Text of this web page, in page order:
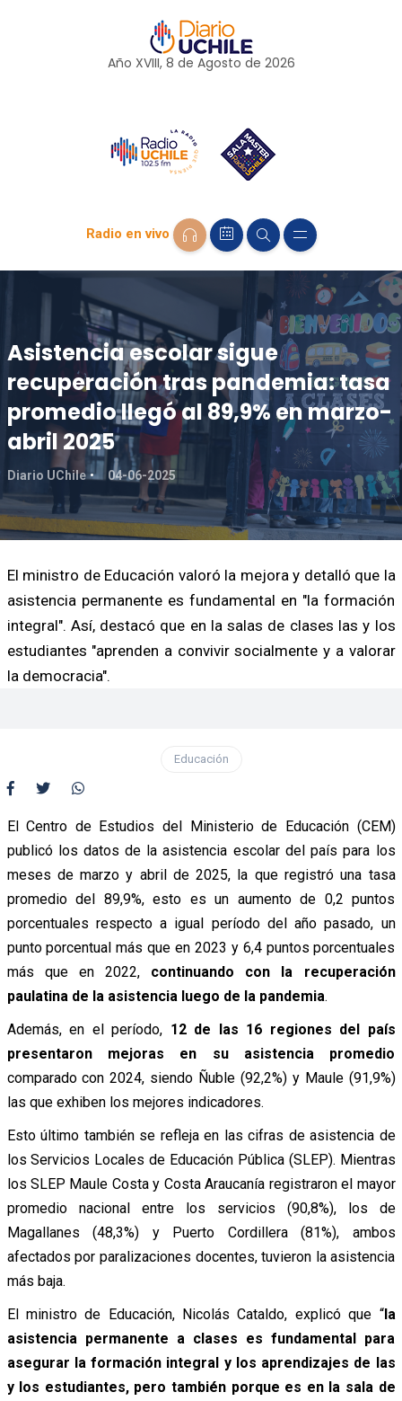
Año XVIII, 8 de Agosto de 2026
Radio en vivo
Asistencia escolar sigue
recuperación tras pandemia: tasa
promedio llegó al 89,9% en marzo-
abril 2025
Diario UChile 04-06-2025
El ministro de Educación valoró la mejora y detalló que la
asistencia permanente es fundamental en "la formación
integral". Así, destacó que en la salas de clases las y los
estudiantes "aprenden a convivir socialmente y a valorar
la democracia".
Educación
El Centro de Estudios del Ministerio de Educación (CEM)
publicó los datos de la asistencia escolar del país para los
meses de marzo y abril de 2025, la que registró una tasa
promedio del 89,9%, esto es un aumento de 0,2 puntos
porcentuales respecto a igual período del año pasado, un
punto porcentual más que en 2023 y 6,4 puntos porcentuales
más que en 2022, continuando con la recuperación
paulatina de la asistencia luego de la pandemia.
Además, en el período, 12 de las 16 regiones del país
presentaron mejoras en su asistencia promedio
comparado con 2024, siendo Ñuble (92,2%) y Maule (91,9%)
las que exhiben los mejores indicadores.
Esto último también se refleja en las cifras de asistencia de
los Servicios Locales de Educación Pública (SLEP). Mientras
los SLEP Maule Costa y Costa Araucanía registraron el mayor
promedio nacional entre los servicios (90,8%), los de
Magallanes (48,3%) y Puerto Cordillera (81%), ambos
afectados por paralizaciones docentes, tuvieron la asistencia
más baja.
El ministro de Educación, Nicolás Cataldo, explicó que “la
asistencia permanente a clases es fundamental para
asegurar la formación integral y los aprendizajes de las
y los estudiantes, pero también porque es en la sala de